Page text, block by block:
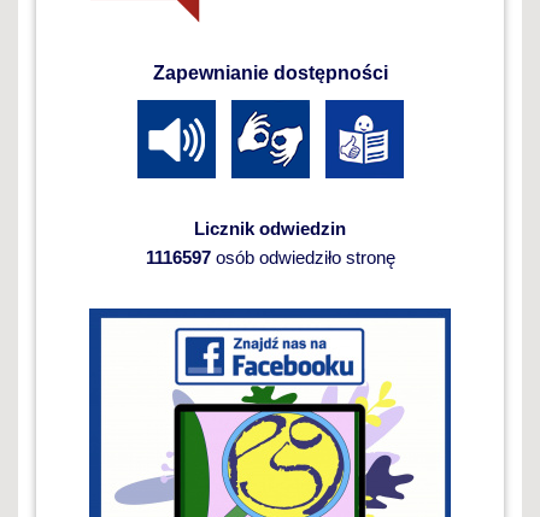
Zapewnianie dostępności
Licznik odwiedzin
1116597osób odwiedziło stronę